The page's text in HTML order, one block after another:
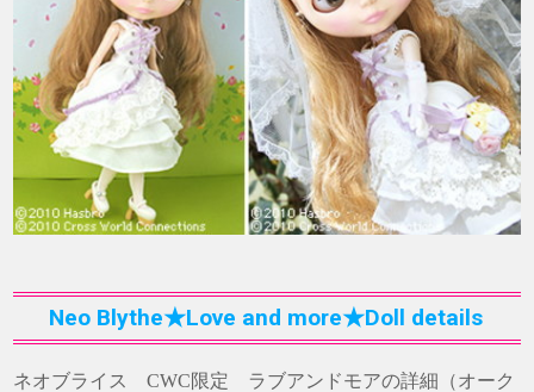
Neo Blythe★Love and more★Doll details
ネオブライス CWC限定 ラブアンドモアの詳細（オーク